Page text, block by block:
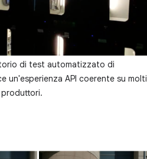
di test automatizzato di
un'esperienza API coerente su molti